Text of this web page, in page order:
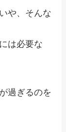
や、そんな
は必要な
過ぎるのを